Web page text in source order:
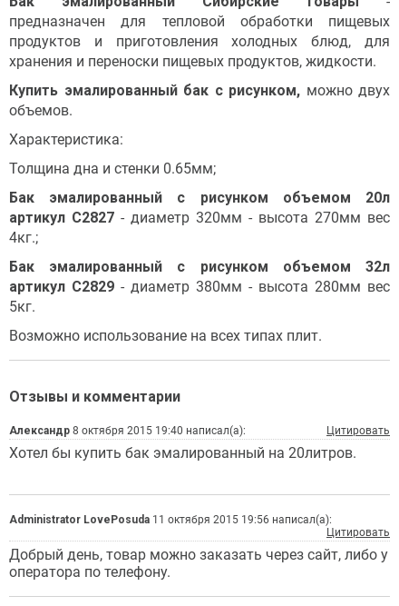
предназначен для тепловой обработки пищевых
продуктов и приготовления холодных блюд, для
хранения и переноски пищевых продуктов, жидкости.
Купить эмалированный бак с рисунком, можно двух
объемов.
Характеристика:
Толщина дна и стенки 0.65мм;
Бак эмалированный с рисунком объемом 20л
артикул С2827 - диаметр 320мм - высота 270мм вес
4кг.;
Бак эмалированный с рисунком объемом 32л
артикул С2829 - диаметр 380мм - высота 280мм вес
5кг.
Возможно использование на всех типах плит.
Отзывы и комментарии
Александр 8 октября 2015 19:40 написал(а): Цитировать
Хотел бы купить бак эмалированный на 20литров.
Administrator LovePosuda 11 октября 2015 19:56 написал(а):
Цитировать
Добрый день, товар можно заказать через сайт, либо у
оператора по телефону.